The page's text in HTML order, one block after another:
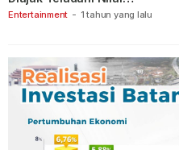
Entertainment - 1 tahun yang lalu
Keberanian